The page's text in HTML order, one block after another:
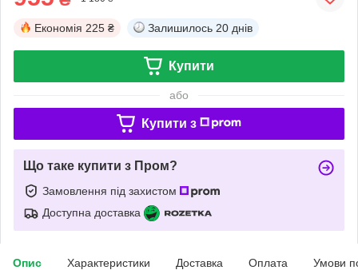
Економія 225 ₴ Залишилось 20 днів
Купити
або
Купити з
Що таке купити з Пром?
Замовлення під захистом
Доступна доставка
Опис Характеристики Доставка Оплата Умови